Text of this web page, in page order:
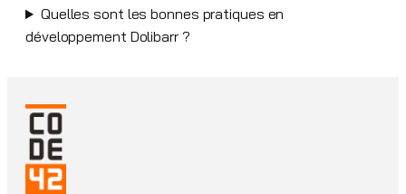
Quelles sont les bonnes pratiques en
développement Dolibarr ?